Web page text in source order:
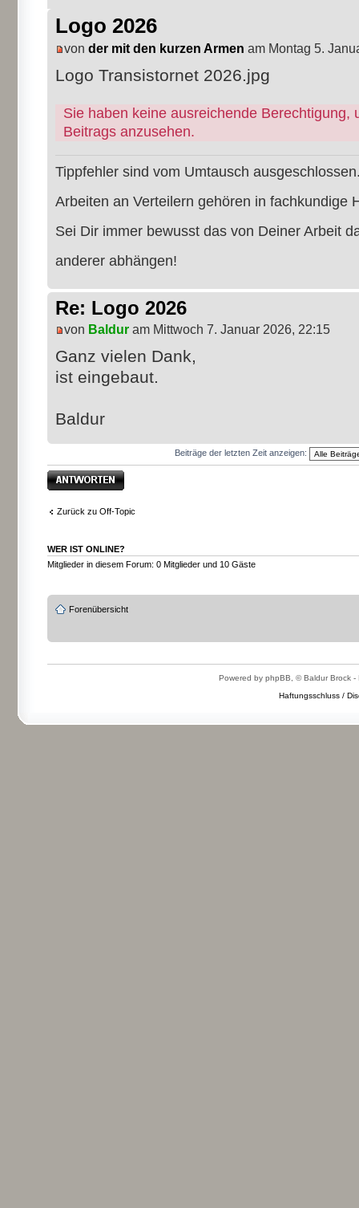
Logo 2026
von der mit den kurzen Armen am Montag 5.
Logo Transistornet 2026.jpg
Sie haben keine ausreichende Berechtigung,
Beitrags anzusehen.
Tippfehler sind vom Umtausch
Arbeiten an Verteilern gehören in fachkundige
Sei Dir immer bewusst das von Deiner Arbeit
anderer abhängen!
Re: Logo 2026
von Baldur am Mittwoch 7. Januar 2026, 22:15
Ganz vielen Dank,
ist eingebaut.
Baldur
Beiträge der letzten Zeit anzeigen:
Antwort erstellen
Zurück zu Off-Topic
WER IST ONLINE?
Mitglieder in diesem Forum: 0 Mitglieder und 10 Gäste
Forenübersicht
Powered by phpBB, © Baldur Brock -
Haftungsschluss /